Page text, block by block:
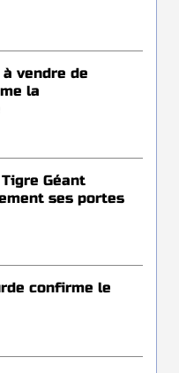
vendre de
la
Géant
ses portes
confirme le